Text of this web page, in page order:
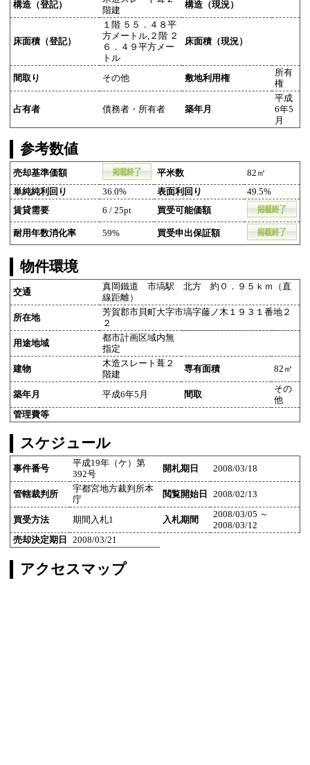
構造（登記）
階建
構造（現況）
床面積（登記）
１階 ５５．４８平
方メートル,２階 ２
６．４９平方メー
トル
床面積（現況）
間取り その他 敷地利用権
所有
権
占有者 債務者・所有者 築年月
平成
6年5
月
参考数値
売却基準価額 平米数
82㎡
単純純利回り
36.0% 表面利回り
49.5%
賃貸需要
6 / 25pt 買受可能価額
耐用年数消化率 59% 買受申出保証額
物件環境
交通
真岡鐵道 市塙駅 北方 約０．９５ｋｍ（直
線距離）
所在地
芳賀郡市貝町大字市塙字藤ノ木１９３１番地２
２
用途地域
都市計画区域内無
指定
建物
木造スレート葺２
階建
専有面積 82㎡
築年月 平成6年5月 間取
その
他
管理費等
スケジュール
事件番号
平成19年（ケ）第
392号
開札期日 2008/03/18
管轄裁判所
宇都宮地方裁判所本
庁
閲覧開始日 2008/02/13
買受方法 期間入札1 入札期間
2008/03/05 ～
2008/03/12
売却決定期日
2008/03/21
アクセスマップ